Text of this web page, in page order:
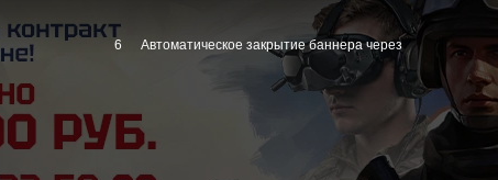
5 Автоматическое закрытие баннера через